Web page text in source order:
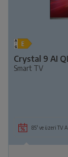
Smart TV
85' ve üzeri TV